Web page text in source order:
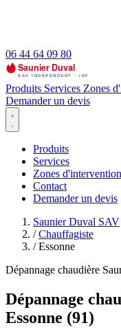
06 44 64 09 80
Produits Services Zones
Demander un devis
Produits
Services
Zones d'intervention
Contact
Demander un devis
Saunier Duval SAV
/ Chauffagiste
/ Essonne
Dépannage chaudière
Dépannage
Essonne (91)